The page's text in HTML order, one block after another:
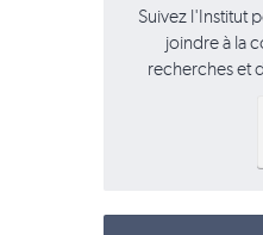
Suivez l'Institut
joindre à la
recherches et